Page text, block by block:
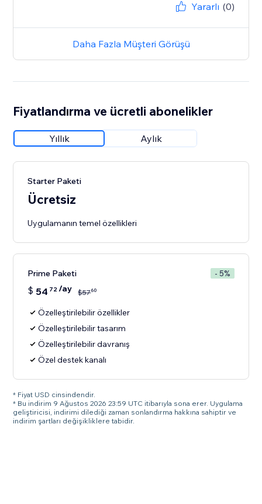
Yararlı (0)
Daha Fazla Müşteri Görüşü
Fiyatlandırma ve ücretli abonelikler
Yıllık Aylık
Starter Paketi
Ücretsiz
Uygulamanın temel özellikleri
Prime Paketi - 5%
$ 54 72/ay $5760
Özelleştirilebilir özellikler
Özelleştirilebilir tasarım
Özelleştirilebilir davranış
Özel destek kanalı
* Fiyat USD cinsindendir.
* Bu indirim 9 Ağustos 2026 23:59 UTC itibarıyla sona erer. Uygulama
geliştiricisi, indirimi dilediği zaman sonlandırma hakkına sahiptir ve
indirim şartları değişikliklere tabidir.